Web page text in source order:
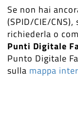
Se non hai
(SPID/CIE/
richiederla o
Punti Digitale
Punto Digitale
sulla mappa